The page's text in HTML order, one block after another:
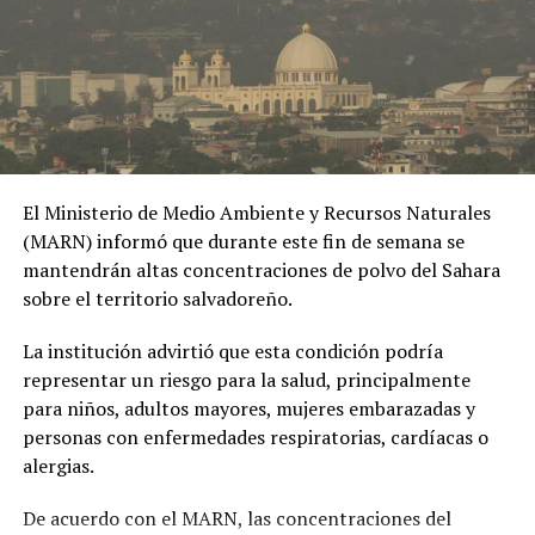
herramienta de chantaje.
#OPINE. El Gaula de la
Policía capturó en
Ibagué a una joven de
19 años señalada de
extorsionar al hombre
con quien sostuvo una
relación
extramatrimonial, a
quien amenazaba con
exponer material íntimo
y contarle a su esposa
si no le entregaba la
El Ministerio de Medio Ambiente y Recursos Naturales
(MARN) informó que durante este fin de semana se
mantendrán altas concentraciones de polvo del Sahara
sobre el territorio salvadoreño.
La institución advirtió que esta condición podría
representar un riesgo para la salud, principalmente
para niños, adultos mayores, mujeres embarazadas y
personas con enfermedades respiratorias, cardíacas o
alergias.
De acuerdo con el MARN, las concentraciones del